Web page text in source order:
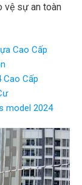
vệ sự an toàn
Cao Cấp
Cao Cấp
model 2024